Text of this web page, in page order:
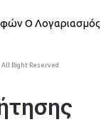
Ο Λογαριασμός
Right Reserved